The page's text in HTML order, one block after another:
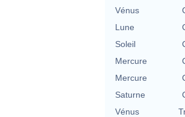
Vénus
Lune
Soleil
Mercure
Mercure
Saturne
Vénus